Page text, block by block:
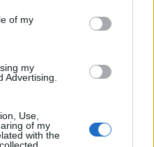
of my
my
Advertising.
Use,
of my
with the
се решава според
овие луѓе требаше да
и дека тоа ја
на Црна Гора, тогаш
вели Кнежевиќ.
се на редакцијата